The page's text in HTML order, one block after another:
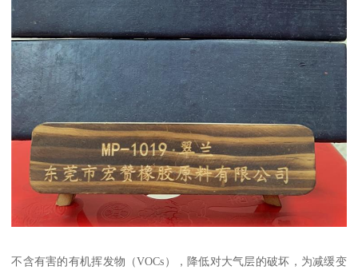
不含有害的有机挥发物（VOCs），降低对大气层的破坏，为减缓变